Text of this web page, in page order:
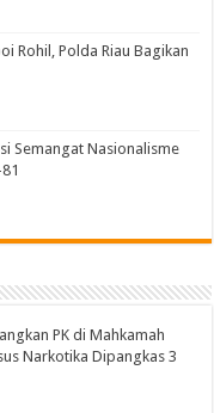
Rohil, Polda Riau Bagikan
Semangat Nasionalisme
PK di Mahkamah
Narkotika Dipangkas 3